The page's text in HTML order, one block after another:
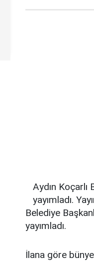
Aydın Koçarlı
yayımladı.
Belediye
yayımladı.
İlana göre